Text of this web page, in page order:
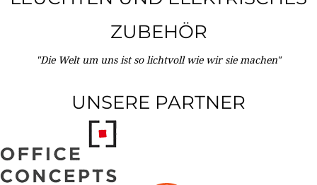
ZUBEHÖR
"Die Welt um uns ist so lichtvoll wie wir sie machen"
UNSERE PARTNER